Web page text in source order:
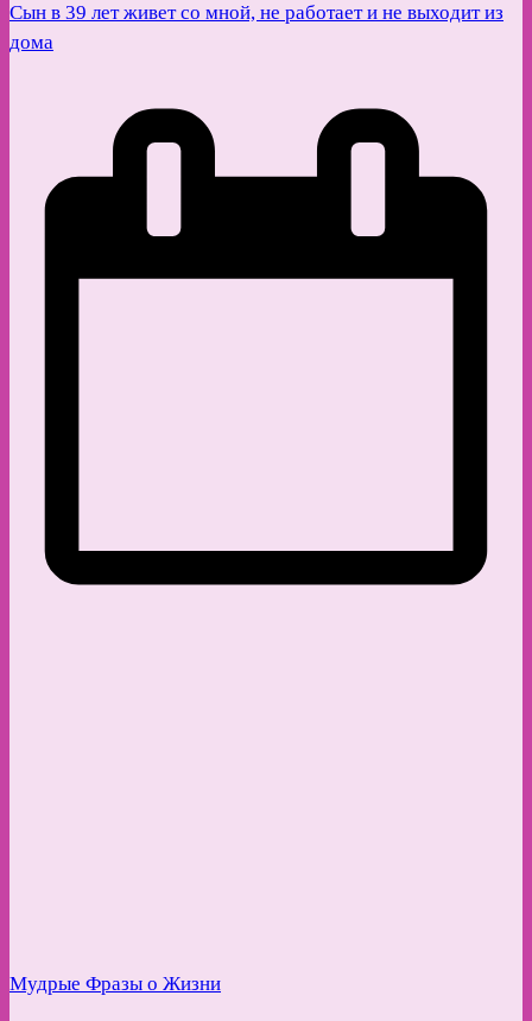
Сын в 39 лет живет со мной, не работает и не выходит из
дома
Мудрые Фразы о Жизни